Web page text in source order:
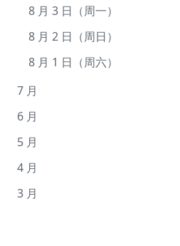
10 月 1 日（周四）
9 月 1 日（周二）
8 月 3 日（周一）
8 月 2 日（周日）
8 月 1 日（周六）
7 月
7 月 31 日（周五）
7 月 30 日（周四）
7 月 29 日（周三）
7 月 28 日（周二）
6 月
6 月 30 日（周二）
6 月 29 日（周一）
6 月 28 日（周日）
5 月
5 月 31 日（周日）
5 月 30 日（周六）
4 月
4 月 30 日（周四）
3 月